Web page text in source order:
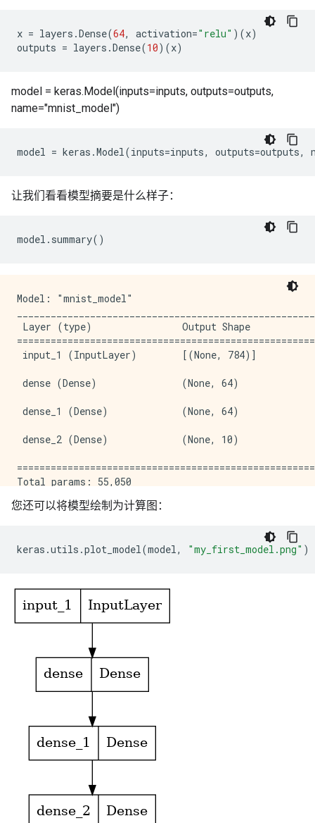
x = layers .Dense(64, activation="relu" )(x)
outputs = layers .Dense(10)(x)
model = keras.Model(inputs=inputs, outputs=outputs,
name="mnist_model")
model = keras .Model(inputs=inputs, outputs=outputs,
让我们看看模型摘要是什么样子：
model . summary()
Model: "mnist_model"
Layer (type)                Output Shape
input_1 (InputLayer)        [(None,
dense (Dense)               (None, 64)
dense_1 (Dense)             (None, 64)
dense_2 (Dense)             (None, 10)
Total params: 55,050
Non-trainable params: 0
您还可以将模型绘制为计算图：
keras .utils .plot_model(model, "my_first_model.png" )